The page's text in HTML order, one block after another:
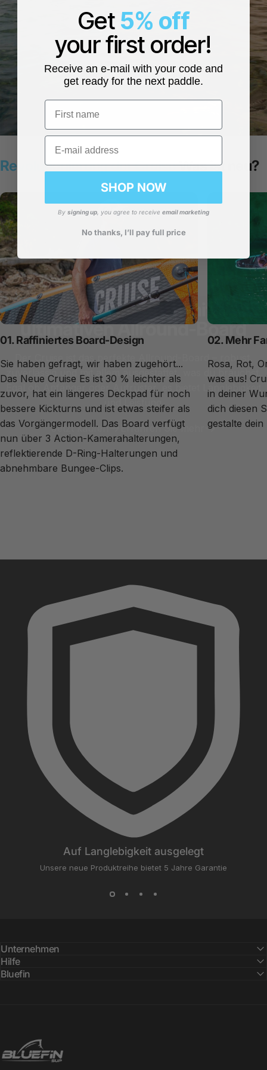
Setzen Sie die Segel mit dem
ultimativen Allround-Board
Der Cruise ist das perfekte Allround-Board – robust,
zuverlässig und mit allem ausgestattet, was du brauchst.
Egal ob Anfänger oder Aufrüster, es bietet Langlebigkeit
und Leistung.
Jetzt kaufen Erfahren Sie mehr
Revolutionierung derCruiseWas ist neu?
01. Raffiniertes Board-Design
Sie haben gefragt, wir haben zugehört...
Das Neue Cruise Es ist 30 % leichter als
zuvor, hat ein längeres Deckpad für noch
bessere Kickturns und ist etwas steifer als
das Vorgängermodell. Das Board verfügt
nun über 3 Action-Kamerahalterungen,
reflektierende D-Ring-Halterungen und
abnehmbare Bungee-Clips.
02. Mehr
Rosa, Rot,
was aus!
in deiner
dich diesen
gestalte dein
Auf Langlebigkeit ausgelegt
Unsere neue Produktreihe bietet 5 Jahre Garantie
Unternehmen
Hilfe
Bluefin
Bluefin SUP
Get 5% off
your first order!
Receive an e-mail with your code and
get ready for the next paddle.
First name
Email
SHOP NOW
By signing up , you agree to receive email marketing
No thanks, I’ll pay full price